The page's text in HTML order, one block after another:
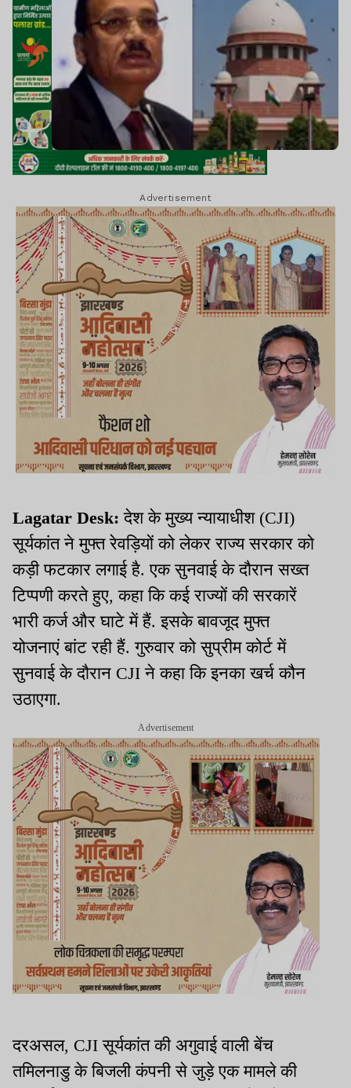
Advertisement
Lagatar Desk:देश के मुख्य न्यायाधीश (CJI)
सूर्यकांत ने मुफ्त रेवड़ियों को लेकर राज्य सरकार को
कड़ी फटकार लगाई है. एक सुनवाई के दौरान सख्त
टिप्पणी करते हुए, कहा कि कई राज्यों की सरकारें
भारी कर्ज और घाटे में हैं. इसके बावजूद मुफ्त
योजनाएं बांट रही हैं. गुरुवार को सुप्रीम कोर्ट में
सुनवाई के दौरान CJI ने कहा कि इनका खर्च कौन
उठाएगा.
Advertisement
दरअसल, CJI सूर्यकांत की अगुवाई वाली बेंच
तमिलनाडु के बिजली कंपनी से जुड़े एक मामले की